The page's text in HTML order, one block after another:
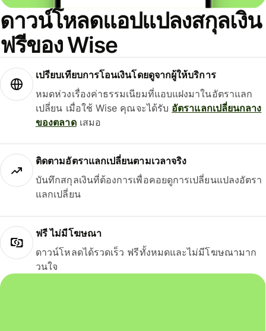
ดาวน์โหลดแอปแปลงสกุลเงิน
ฟรีของ Wise
เปรียบเทียบการโอนเงินโดยดูจากผู้ให้บริการ
หมดห่วงเรื่องค่าธรรมเนียมที่แอบแฝงมาในอัตราแลก
เปลี่ยน เมื่อใช้ Wise คุณจะได้รับ อัตราแลกเปลี่ยนกลาง
ของตลาดเสมอ
ติดตามอัตราแลกเปลี่ยนตามเวลาจริง
บันทึกสกุลเงินที่ต้องการเพื่อคอยดูการเปลี่ยนแปลงอัตรา
แลกเปลี่ยน
ฟรี ไม่มีโฆษณา
ดาวน์โหลดได้รวดเร็ว ฟรีทั้งหมดและไม่มีโฆษณามาก
วนใจ